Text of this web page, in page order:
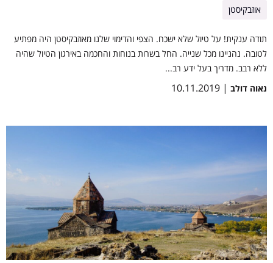
אוזבקיסטן
תודה ענקית! על טיול שלא ישכח. הצפי והדימוי שלנו מאוזבקיסטן היה מפתיע
לטובה. נהניינו מכל שנייה. החל בשרות בנוחות והחכמה באירגון הטיול שהיה
ללא רבב. מדריך בעל ידע רב...
נאוה דולב | 10.11.2019